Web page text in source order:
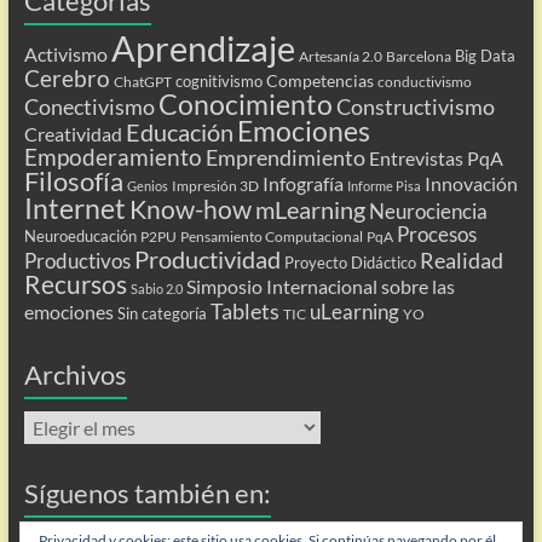
Activismo Aprendizaje Artesanía 2.0 Barcelona Big Data
Cerebro ChatGPT cognitivismo Competencias conductivismo
ConectivismoConocimientoConstructivismo
Creatividad Educación Emociones
Empoderamiento Emprendimiento Entrevistas PqA
Filosofía Genios Impresión 3D Infografía Informe Pisa Innovación
Internet Know-howmLearning Neurociencia
Neuroeducación P2PU Pensamiento Computacional PqA Procesos
Productivos Productividad Proyecto Didáctico Realidad
Recursos Sabio 2.0 Simposio Internacional sobre las
emociones Sin categoría Tablets TIC uLearning YO
Archivos
Archivos
Síguenos también en: